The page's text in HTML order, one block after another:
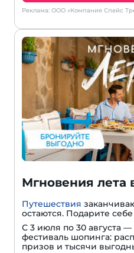
Реклама: ООО «Компания Спейс
Мгновения лета
Путешествия
остаются. Подарите себе
С 3 июля по 30 августа
фестиваль шопинга:
призов и тысячи